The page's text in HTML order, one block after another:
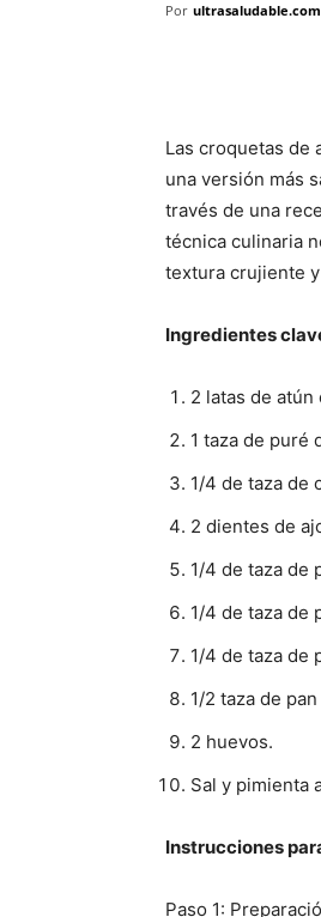
Por ultrasaludable.com
Las croquetas de
una versión más
través de una
técnica culinaria
textura crujiente
Ingredientes
2 latas de
1 taza de puré
1/4 de taza de
2 dientes de
1/4 de taza de
1/4 de taza de
1/4 de taza de
1/2 taza de
2 huevos.
Sal y pimienta
Instrucciones
Paso 1: